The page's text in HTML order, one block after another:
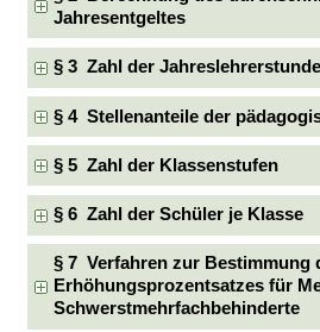
Jahresentgeltes
§ 3 Zahl der
§ 4 Stellenanteile der
§ 5 Zahl der Klassenstufen
§ 6 Zahl der Schüler je Klasse
§ 7 Verfahren zur Bestimmung
Erhöhungsprozentsatzes für
Schwerstmehrfachbehinderte